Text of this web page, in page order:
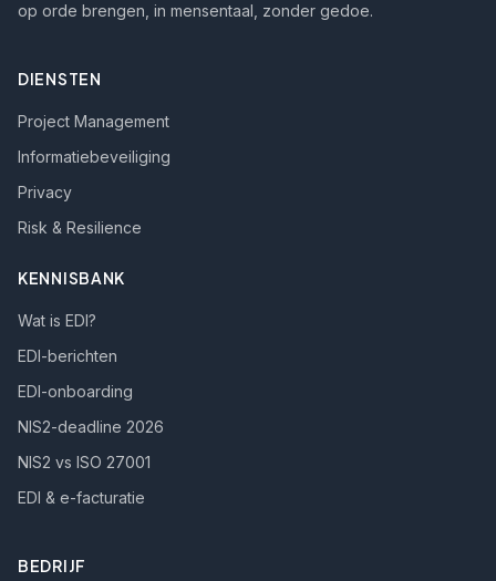
op orde brengen, in mensentaal, zonder gedoe.
DIENSTEN
Project Management
Informatiebeveiliging
Privacy
Risk & Resilience
KENNISBANK
Wat is EDI?
EDI-berichten
EDI-onboarding
NIS2-deadline 2026
NIS2 vs ISO 27001
EDI & e-facturatie
BEDRIJF